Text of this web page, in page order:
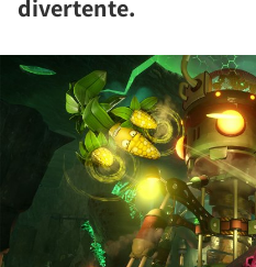
divertente.